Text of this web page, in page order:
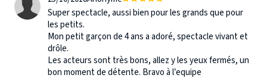
Super spectacle, aussi bien pour les grands que pour
les petits.
Mon petit garçon de 4 ans a adoré, spectacle vivant et
drôle.
Les acteurs sont très bons, allez y les yeux fermés, un
bon moment de détente. Bravo à l’equipe